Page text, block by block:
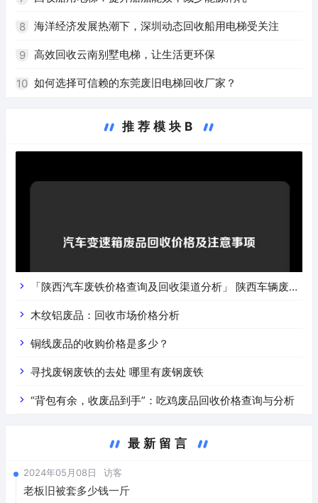
8 海洋经济发展热潮下，深圳动态回收船用电梯受关注
9 高效回收云南别墅电梯，让生活更环保
10 如何选择可信赖的东莞废旧电梯回收厂家？
推荐模块B
「陕西汽车废铁价格查询及回收渠道分析」 陕西车辆废铁
价是什么
木纹铝废品：回收市场价格分析
铜线废品的收购价格是多少？
寻找废钢废铁的去处 哪里有废钢废铁
“背包有余，收废品到手”：吃鸡废品回收价格查询与分析
最新留言
2024年05月08日 访客
老板旧被套多少钱一斤